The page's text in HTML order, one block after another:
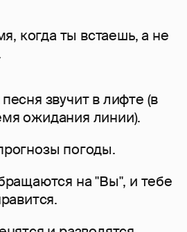
когда ты встаешь, а не
звучит в лифте (в
ожидания линии).
погоды.
на "Вы", и тебе